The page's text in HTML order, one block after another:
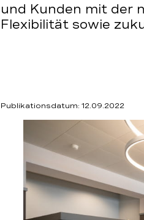
und Kunden mit der
Flexibilität sowie
Publikationsdatum: 12.09.2022